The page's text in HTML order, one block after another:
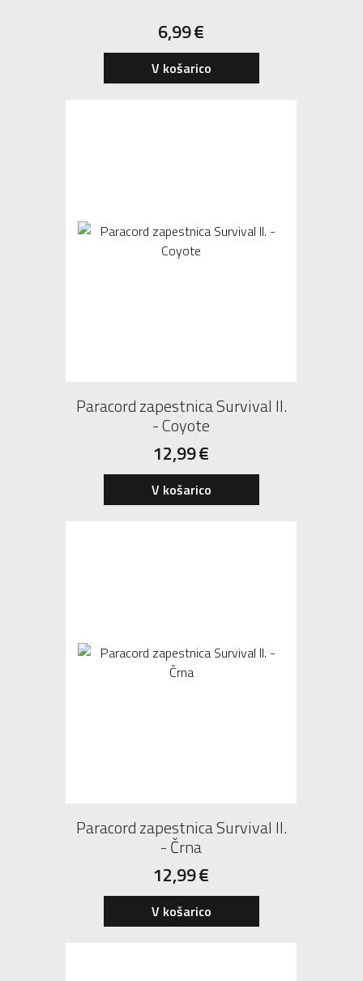
6,99€
V košarico
Paracord zapestnica Survival II.
- Coyote
12,99€
V košarico
Paracord zapestnica Survival II.
- Črna
12,99€
V košarico